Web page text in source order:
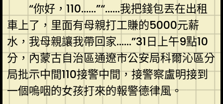
“你好，110……”“……我把錢包丟在出租
車上了，里面有母親打工賺的5000元薪
水，我母親讓我帶回家……”31日上午9點10
分，內蒙古自治區通遼市公安局科爾沁區分
局批示中間110接警中間，接警察盧明接到
一個嗚咽的女孩打來的報警德律風。